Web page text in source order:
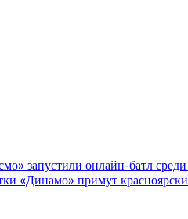
запустили онлайн-батл
«Динамо» примут